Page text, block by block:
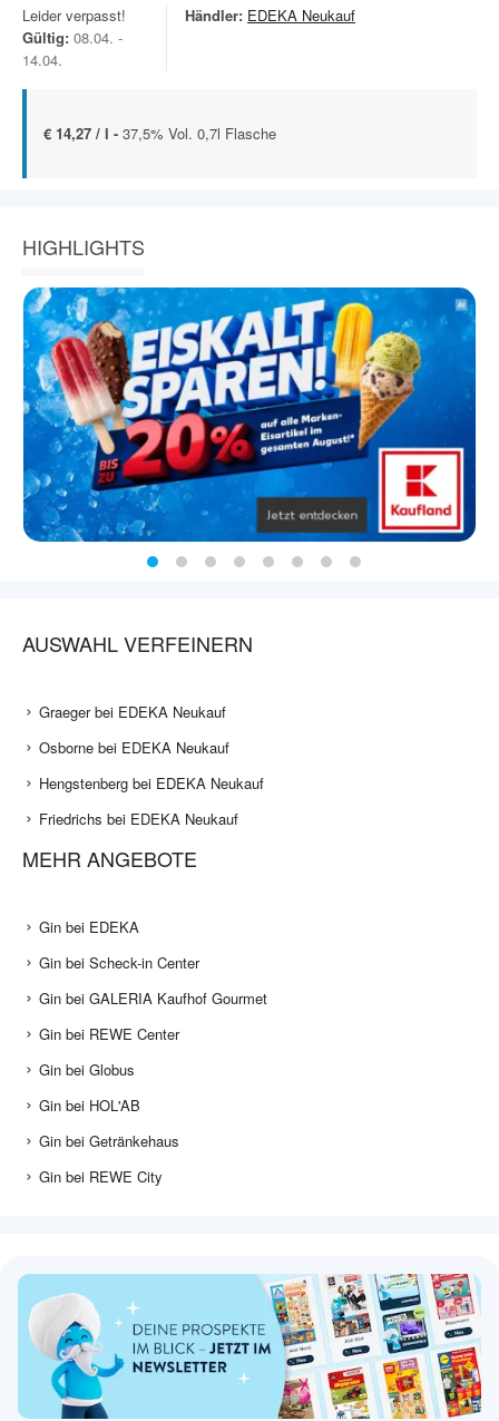
Leider verpasst!
Gültig: 08.04. -
14.04.
Händler: EDEKA Neukauf
€ 14,27 / l - 37,5% Vol. 0,7l Flasche
HIGHLIGHTS
AUSWAHL VERFEINERN
Graeger bei EDEKA Neukauf
Osborne bei EDEKA Neukauf
Hengstenberg bei EDEKA Neukauf
Friedrichs bei EDEKA Neukauf
MEHR ANGEBOTE
Gin bei EDEKA
Gin bei Scheck-in Center
Gin bei GALERIA Kaufhof Gourmet
Gin bei REWE Center
Gin bei Globus
Gin bei HOL'AB
Gin bei Getränkehaus
Gin bei REWE City